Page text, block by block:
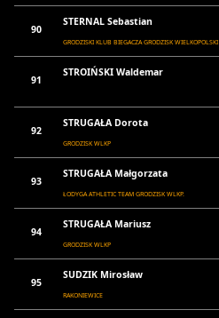
90
STERNAL Sebastian
GRODZISKI KLUB BIEGACZA GRODZISK WIELKOPOLSKI
91
STROIŃSKI Waldemar
92
STRUGAŁA Dorota
GRODZISK WLKP
93
STRUGAŁA Małgorzata
ŁODYGA ATHLETIC TEAM GRODZISK WLKP.
94
STRUGAŁA Mariusz
GRODZISK WLKP
95
SUDZIK Mirosław
RAKONIEWICE